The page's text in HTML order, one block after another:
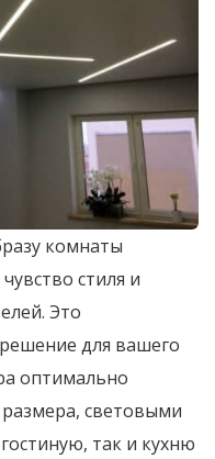
комнаты
стиля и
Это
для вашего
оптимально
световыми
так и кухню